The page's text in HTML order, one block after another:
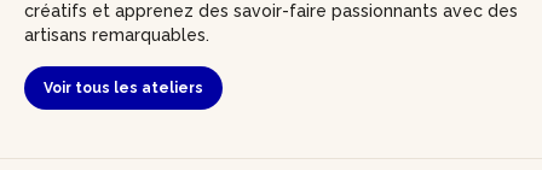
créatifs et apprenez des savoir-faire passionnants avec des
artisans remarquables.
Voir tous les ateliers